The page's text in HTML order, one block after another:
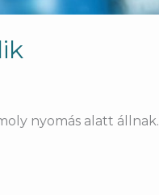
nyomás alatt állnak.